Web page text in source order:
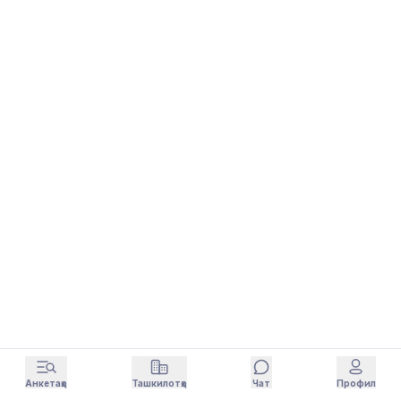
Анкетаҳо Ташкилотҳо Чат Профил